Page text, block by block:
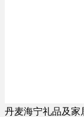
丹麦海宁礼品及家